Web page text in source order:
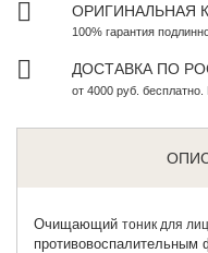
ОРИГИНАЛЬНАЯ
100% гарантия
ДОСТАВКА ПО
от 4000 руб.
Очищающийтоник для
противовоспалительным